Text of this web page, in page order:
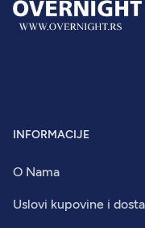
INFORMACIJE
O Nama
Uslovi kupovine i